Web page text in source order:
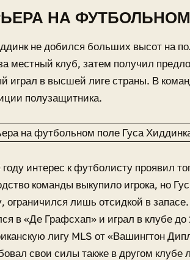
НА
не добился больших высот на
местный клуб, затем получил
играл в высшей лиге страны. В
полузащитника.
году интерес к футболисту проявил
команды выкупило игрока, но
ограничился лишь отсидкой в
в «Де Графсхап» и играл в клубе
лигу MLS от «Вашингтон
свои силы также в другом клубе